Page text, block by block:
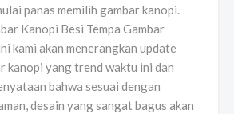
panas memilih gambar kanopi.
Kanopi Besi Tempa Gambar
kami akan menerangkan update
kanopi yang trend waktu ini dan
bahwa sesuai dengan
desain yang sangat bagus akan